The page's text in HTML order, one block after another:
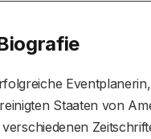
Staaten von